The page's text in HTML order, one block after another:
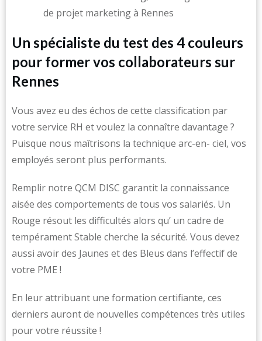
Un spécialiste du test des 4 couleurs
pour former vos collaborateurs sur
Rennes
Vous avez eu des échos de cette classification par
votre service RH et voulez la connaître davantage ?
Puisque nous maîtrisons la technique arc-en- ciel, vos
employés seront plus performants.
Remplir notre QCM DISC garantit la connaissance
aisée des comportements de tous vos salariés. Un
Rouge résout les difficultés alors qu’ un cadre de
tempérament Stable cherche la sécurité. Vous devez
aussi avoir des Jaunes et des Bleus dans l’effectif de
votre PME !
En leur attribuant une formation certifiante, ces
derniers auront de nouvelles compétences très utiles
pour votre réussite !